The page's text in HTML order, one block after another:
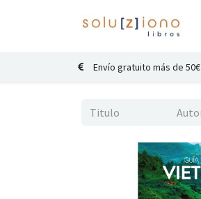
Envío gratuito más de 50€